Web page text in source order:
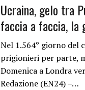
Ucraina, gelo tra
faccia a faccia, la
Nel 1.564° giorno del
prigionieri per parte,
Domenica a Londra
Redazione (EN24) –…